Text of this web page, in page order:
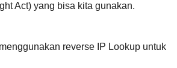
Act) yang bisa kita gunakan.
reverse IP Lookup untuk